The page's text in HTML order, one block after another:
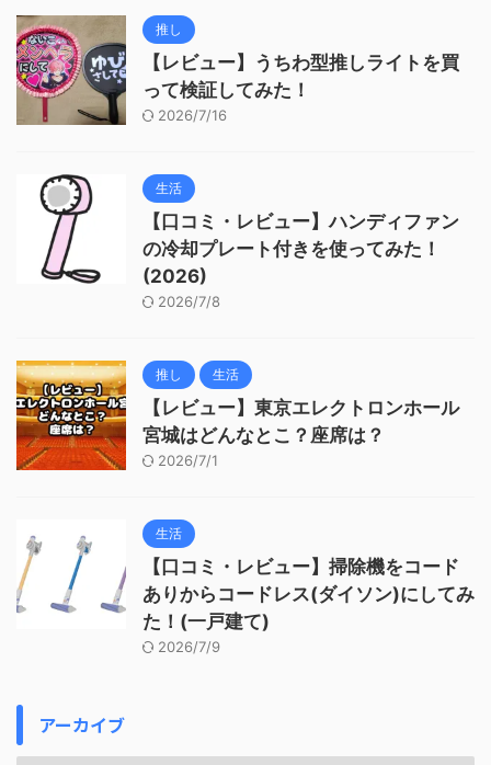
推し
【レビュー】うちわ型推しライトを買
って検証してみた！
2026/7/16
生活
【口コミ・レビュー】ハンディファン
の冷却プレート付きを使ってみた！
(2026)
2026/7/8
推し 生活
【レビュー】東京エレクトロンホール
宮城はどんなとこ？座席は？
2026/7/1
生活
【口コミ・レビュー】掃除機をコード
ありからコードレス(ダイソン)にしてみ
た！(一戸建て)
2026/7/9
アーカイブ